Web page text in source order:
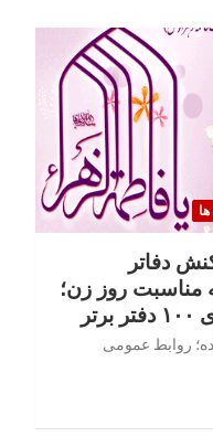
دفاتر
مناسبت روز زن؛
روابط عمومی